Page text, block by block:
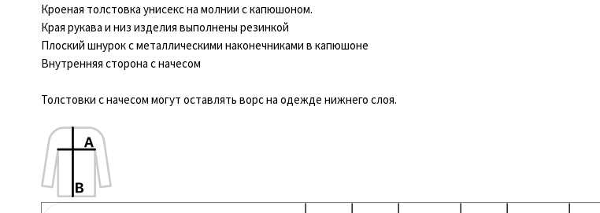
Кроеная толстовка унисекс на молнии с капюшоном.
Края рукава и низ изделия выполнены резинкой
Плоский шнурок с металлическими наконечниками в капюшоне
Внутренняя сторона с начесом
Толстовки с начесом могут оставлять ворс на одежде нижнего слоя.